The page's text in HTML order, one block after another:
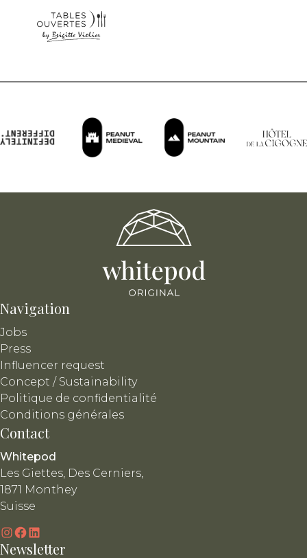
Navigation
Jobs
Press
Influencer request
Concept / Sustainability
Politique de confidentialité
Conditions générales
Contact
Whitepod
Les Giettes, Des Cerniers,
1871 Monthey
Suisse
Instagram Facebook LinkedIn
Newsletter